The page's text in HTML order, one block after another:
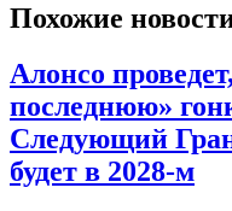
Похожие
Алонсо
последнюю»
Следующий
будет в 2028-м